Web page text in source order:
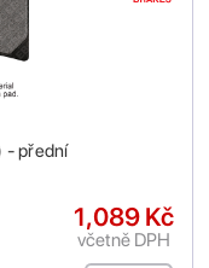
- přední
1,089 Kč
včetně DPH